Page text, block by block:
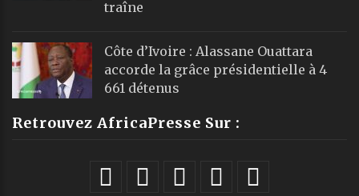
traîne
Côte d’Ivoire : Alassane Ouattara
accorde la grâce présidentielle à 4
661 détenus
Retrouvez AfricaPresse Sur :